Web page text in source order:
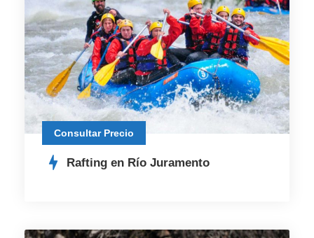
Consultar Precio
Rafting en Río Juramento